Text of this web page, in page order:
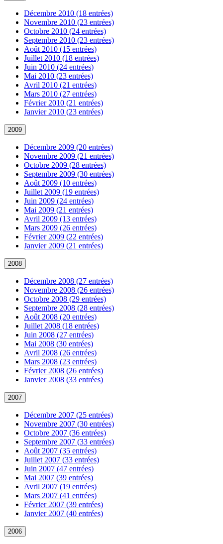
Décembre 2010 (18 entrées)
Novembre 2010 (23 entrées)
Octobre 2010 (24 entrées)
Septembre 2010 (23 entrées)
Août 2010 (15 entrées)
Juillet 2010 (18 entrées)
Juin 2010 (24 entrées)
Mai 2010 (23 entrées)
Avril 2010 (21 entrées)
Mars 2010 (27 entrées)
Février 2010 (21 entrées)
Janvier 2010 (23 entrées)
2009
Décembre 2009 (20 entrées)
Novembre 2009 (21 entrées)
Octobre 2009 (28 entrées)
Septembre 2009 (30 entrées)
Août 2009 (10 entrées)
Juillet 2009 (19 entrées)
Juin 2009 (24 entrées)
Mai 2009 (21 entrées)
Avril 2009 (13 entrées)
Mars 2009 (26 entrées)
Février 2009 (22 entrées)
Janvier 2009 (21 entrées)
2008
Décembre 2008 (27 entrées)
Novembre 2008 (26 entrées)
Octobre 2008 (29 entrées)
Septembre 2008 (28 entrées)
Août 2008 (20 entrées)
Juillet 2008 (18 entrées)
Juin 2008 (27 entrées)
Mai 2008 (30 entrées)
Avril 2008 (26 entrées)
Mars 2008 (23 entrées)
Février 2008 (26 entrées)
Janvier 2008 (33 entrées)
2007
Décembre 2007 (25 entrées)
Novembre 2007 (30 entrées)
Octobre 2007 (36 entrées)
Septembre 2007 (33 entrées)
Août 2007 (35 entrées)
Juillet 2007 (33 entrées)
Juin 2007 (47 entrées)
Mai 2007 (39 entrées)
Avril 2007 (19 entrées)
Mars 2007 (41 entrées)
Février 2007 (39 entrées)
Janvier 2007 (40 entrées)
2006